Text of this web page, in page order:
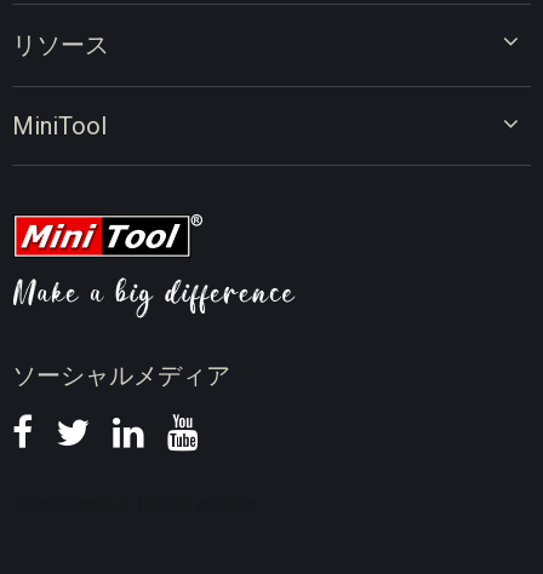
ソーシャルメディア
ビデオコンバーター
リソース
動画圧縮のヒント
ニュース
MiniTool